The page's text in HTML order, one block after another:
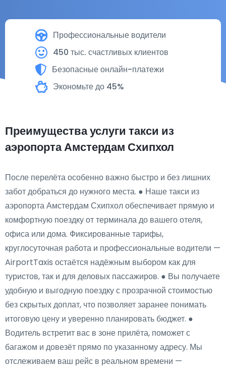
Профессиональные водители
450 тыс. счастливых клиентов
Безопасные онлайн-платежи
Экономьте до 45%
Преимущества услуги такси из
аэропорта Амстердам Схипхол
После перелёта особенно важно быстро и без лишних
забот добраться до нужного места. ● Наше такси из
аэропорта Амстердам Схипхол обеспечивает прямую и
комфортную поездку от терминала до вашего отеля,
офиса или дома. Фиксированные тарифы,
круглосуточная работа и профессиональные водители —
AirportTaxis остаётся надёжным выбором как для
туристов, так и для деловых пассажиров. ● Вы получаете
удобную и выгодную поездку с прозрачной стоимостью
без скрытых доплат, что позволяет заранее понимать
итоговую цену и уверенно планировать бюджет. ●
Водитель встретит вас в зоне прилёта, поможет с
багажом и довезёт прямо по указанному адресу. Мы
отслеживаем ваш рейс в реальном времени —